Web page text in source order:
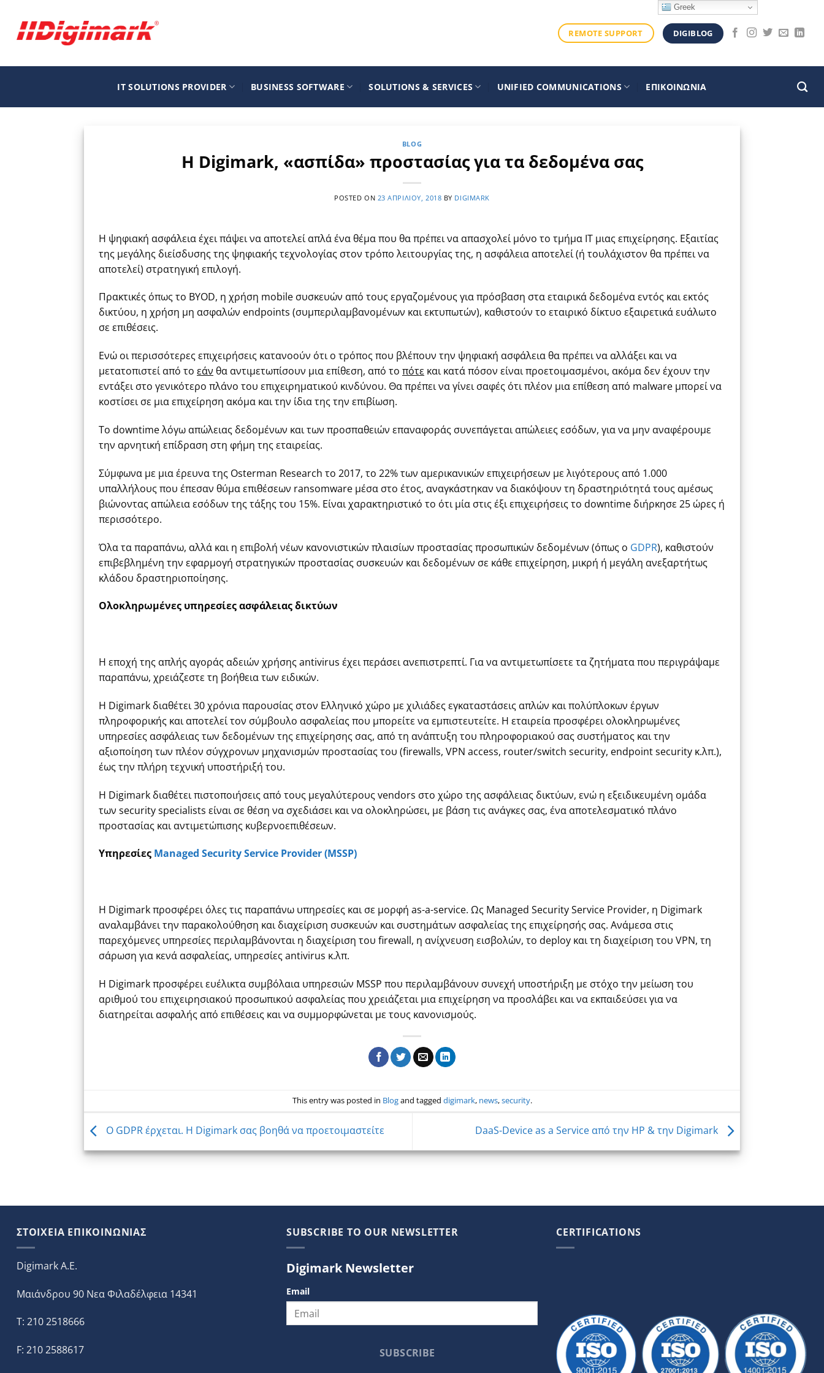
περιεχόμενο
REMOTE SUPPORT DIGIBLOG
IT SOLUTIONS PROVIDER BUSINESS SOFTWARE SOLUTIONS & SERVICES UNIFIED COMMUNICATIONS ΕΠΙΚΟΙΝΩΝΙΑ
BLOG
H Digimark, «ασπίδα» προστασίας για τα δεδομένα σας
POSTED ON 23 ΑΠΡΙΛΊΟΥ, 2018 BY DIGIMARK
Η ψηφιακή ασφάλεια έχει πάψει να αποτελεί απλά ένα θέμα που θα πρέπει να απασχολεί μόνο το τμήμα ΙΤ μιας επιχείρησης. Εξαιτίας
της μεγάλης διείσδυσης της ψηφιακής τεχνολογίας στον τρόπο λειτουργίας της, η ασφάλεια αποτελεί (ή τουλάχιστον θα πρέπει να
αποτελεί) στρατηγική επιλογή.
Πρακτικές όπως το BYOD, η χρήση mobile συσκευών από τους εργαζομένους για πρόσβαση στα εταιρικά δεδομένα εντός και εκτός
δικτύου, η χρήση μη ασφαλών endpoints (συμπεριλαμβανομένων και εκτυπωτών), καθιστούν το εταιρικό δίκτυο εξαιρετικά ευάλωτο
σε επιθέσεις.
Ενώ οι περισσότερες επιχειρήσεις κατανοούν ότι ο τρόπος που βλέπουν την ψηφιακή ασφάλεια θα πρέπει να αλλάξει και να
μετατοπιστεί από το εάν θα αντιμετωπίσουν μια επίθεση, από το πότε και κατά πόσον είναι προετοιμασμένοι, ακόμα δεν έχουν την
εντάξει στο γενικότερο πλάνο του επιχειρηματικού κινδύνου. Θα πρέπει να γίνει σαφές ότι πλέον μια επίθεση από malware μπορεί να
κοστίσει σε μια επιχείρηση ακόμα και την ίδια της την επιβίωση.
Το downtime λόγω απώλειας δεδομένων και των προσπαθειών επαναφοράς συνεπάγεται απώλειες εσόδων, για να μην αναφέρουμε
την αρνητική επίδραση στη φήμη της εταιρείας.
Σύμφωνα με μια έρευνα της Osterman Research το 2017, το 22% των αμερικανικών επιχειρήσεων με λιγότερους από 1.000
υπαλλήλους που έπεσαν θύμα επιθέσεων ransomware μέσα στο έτος, αναγκάστηκαν να διακόψουν τη δραστηριότητά τους αμέσως
βιώνοντας απώλεια εσόδων της τάξης του 15%. Είναι χαρακτηριστικό το ότι μία στις έξι επιχειρήσεις το downtime διήρκησε 25 ώρες ή
περισσότερο.
Όλα τα παραπάνω, αλλά και η επιβολή νέων κανονιστικών πλαισίων προστασίας προσωπικών δεδομένων (όπως ο GDPR), καθιστούν
επιβεβλημένη την εφαρμογή στρατηγικών προστασίας συσκευών και δεδομένων σε κάθε επιχείρηση, μικρή ή μεγάλη ανεξαρτήτως
κλάδου δραστηριοποίησης.
Ολοκληρωμένες υπηρεσίες ασφάλειας δικτύων
Η εποχή της απλής αγοράς αδειών χρήσης antivirus έχει περάσει ανεπιστρεπτί. Για να αντιμετωπίσετε τα ζητήματα που περιγράψαμε
παραπάνω, χρειάζεστε τη βοήθεια των ειδικών.
Η Digimark διαθέτει 30 χρόνια παρουσίας στον Ελληνικό χώρο με χιλιάδες εγκαταστάσεις απλών και πολύπλοκων έργων
πληροφορικής και αποτελεί τον σύμβουλο ασφαλείας που μπορείτε να εμπιστευτείτε. Η εταιρεία προσφέρει ολοκληρωμένες
υπηρεσίες ασφάλειας των δεδομένων της επιχείρησης σας, από τη ανάπτυξη του πληροφοριακού σας συστήματος και την
αξιοποίηση των πλέον σύγχρονων μηχανισμών προστασίας του (firewalls, VPN access, router/switch security, endpoint security κ.λπ.),
έως την πλήρη τεχνική υποστήριξή του.
Η Digimark διαθέτει πιστοποιήσεις από τους μεγαλύτερους vendors στο χώρο της ασφάλειας δικτύων, ενώ η εξειδικευμένη ομάδα
των security specialists είναι σε θέση να σχεδιάσει και να ολοκληρώσει, με βάση τις ανάγκες σας, ένα αποτελεσματικό πλάνο
προστασίας και αντιμετώπισης κυβερνοεπιθέσεων.
Υπηρεσίες Managed Security Service Provider (MSSP)
Η Digimark προσφέρει όλες τις παραπάνω υπηρεσίες και σε μορφή as-a-service. Ως Managed Security Service Provider, η Digimark
αναλαμβάνει την παρακολούθηση και διαχείριση συσκευών και συστημάτων ασφαλείας της επιχείρησής σας. Ανάμεσα στις
παρεχόμενες υπηρεσίες περιλαμβάνονται η διαχείριση του firewall, η ανίχνευση εισβολών, το deploy και τη διαχείριση του VPN, τη
σάρωση για κενά ασφαλείας, υπηρεσίες antivirus κ.λπ.
Η Digimark προσφέρει ευέλικτα συμβόλαια υπηρεσιών MSSP που περιλαμβάνουν συνεχή υποστήριξη με στόχο την μείωση του
αριθμού του επιχειρησιακού προσωπικού ασφαλείας που χρειάζεται μια επιχείρηση να προσλάβει και να εκπαιδεύσει για να
διατηρείται ασφαλής από επιθέσεις και να συμμορφώνεται με τους κανονισμούς.
This entry was posted in Blogand tagged digimark, news,security.
O GDPR έρχεται. Η Digimark σας βοηθά να προετοιμαστείτε DaaS-Device as a Service από την HP & την Digimark
ΣΤΟΙΧΕΙΑ ΕΠΙΚΟΙΝΩΝΙΑΣ
Digimark A.E.
Μαιάνδρου 90 Νεα Φιλαδέλφεια 14341
T: 210 2518666
F: 210 2588617
SUBSCRIBE TO OUR NEWSLETTER
Digimark Newsletter
Email
SUBSCRIBE
CERTIFICATIONS
Greek